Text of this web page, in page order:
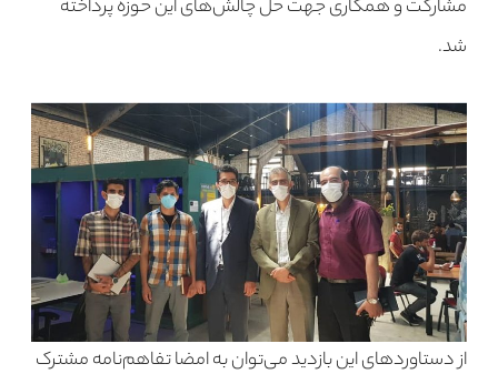
مشارکت و همکاری جهت حل چالش‌های این حوزه پرداخته
شد.
از دستاوردهای این بازدید می‌توان به امضا تفاهم‌نامه مشترک